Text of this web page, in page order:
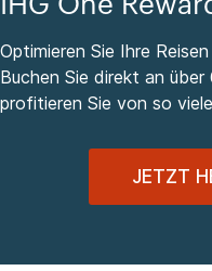
Optimieren Sie Ihre
Buchen Sie direkt an
profitieren Sie von so
JETZT